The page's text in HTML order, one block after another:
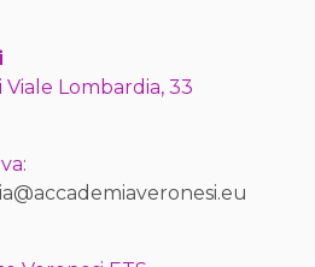
Lombardia, 33